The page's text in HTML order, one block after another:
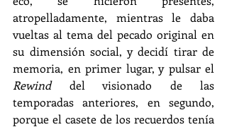
atropelladamente, mientras le daba
vueltas al tema del pecado original en
su dimensión social, y decidí tirar de
Rewind del visionado de las
temporadas anteriores, en segundo,
porque el casete de los recuerdos tenía